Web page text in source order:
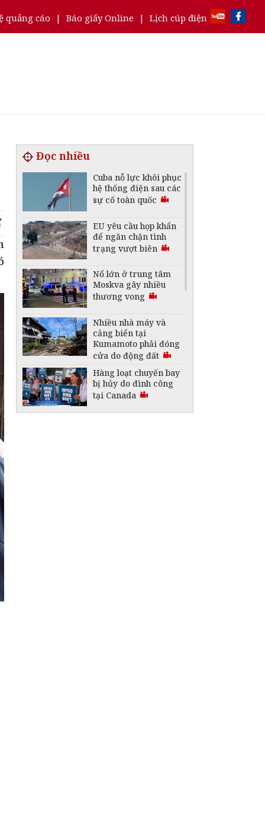
quảng cáo | Báo giấy Online | Lịch cúp điện
Đọc nhiều
Cuba nỗ lực khôi phục
hệ thống điện sau các
sự cố toàn quốc
EU yêu cầu họp khẩn
để ngăn chặn tình
trạng vượt biên
Nổ lớn ở trung tâm
Moskva gây nhiều
thương vong
Nhiều nhà máy và
cảng biển tại
Kumamoto phải đóng
cửa do động đất
Hàng loạt chuyến bay
bị hủy do đình công
tại Canada